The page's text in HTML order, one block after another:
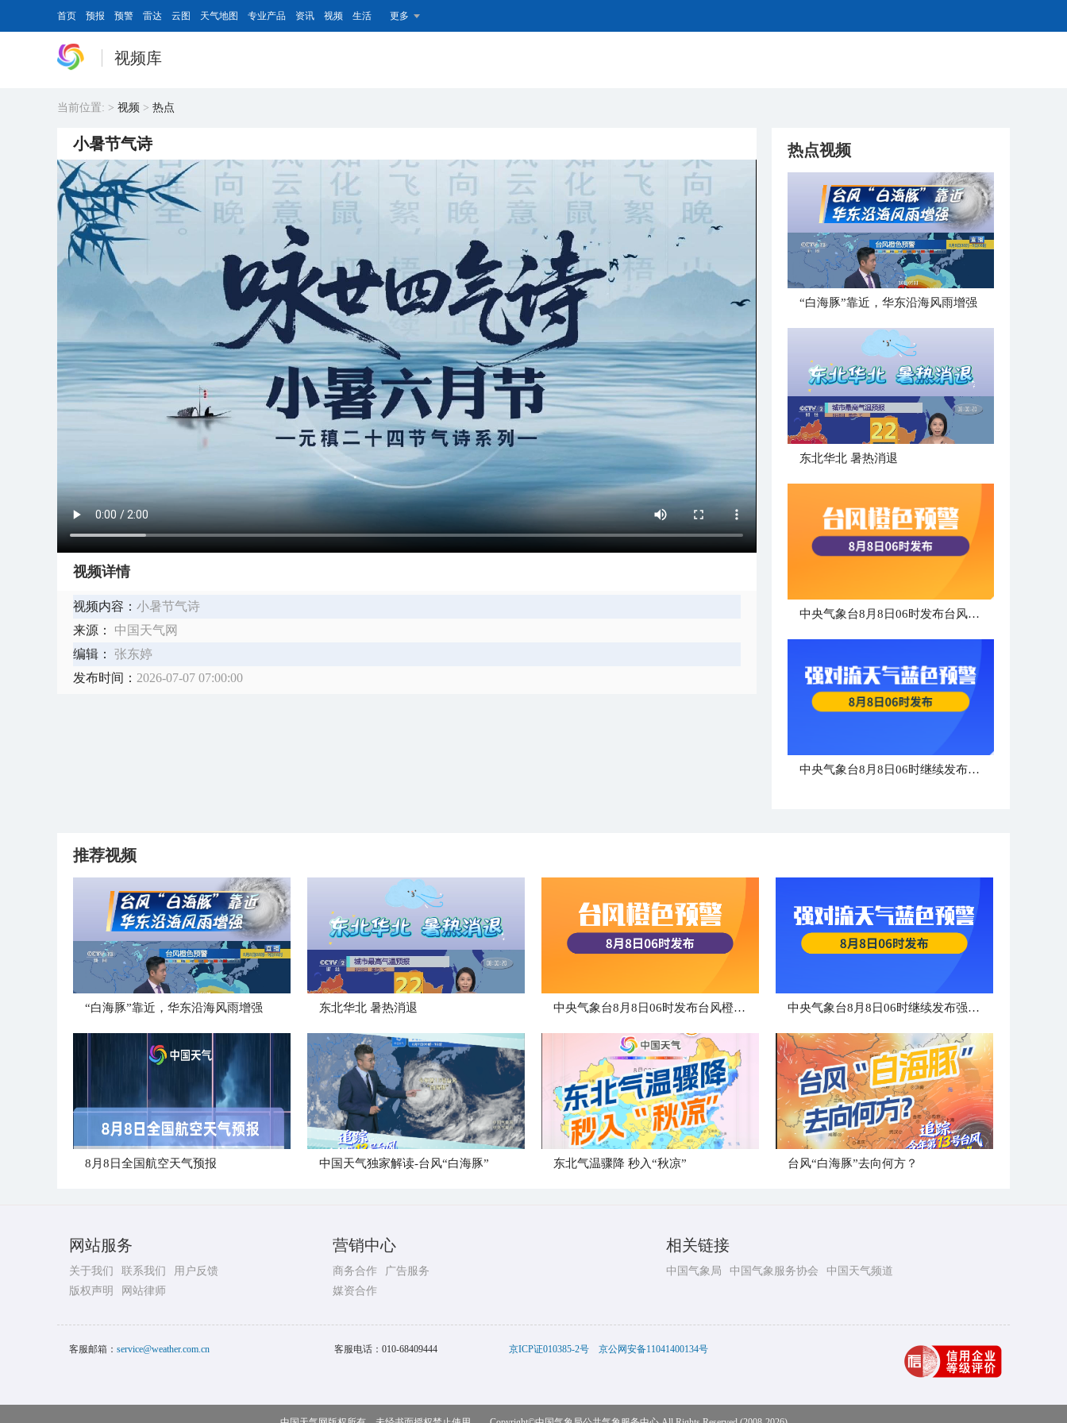
首页 预报 预警 雷达 云图 天气地图 专业产品 资讯 视频 生活 更多
视频库
当前位置: > 视频 > 热点
小暑节气诗
视频详情
视频内容： 小暑节气诗
来源：
中国天气网
编辑：
张东婷
发布时间： 2026-07-07 07:00:00
热点视频
“白海豚”靠近，华东沿海风雨增强
​东北华北 暑热消退
中央气象台8月8日06时发布台风橙色预警
中央气象台8月8日06时继续发布强对流天气蓝色预警
推荐视频
“白海豚”靠近，华东沿海风雨增强 ​东北华北 暑热消退 中央气象台8月8日06时发布台风橙色预警 中央气象台8月8日06时继续发布强对流天气蓝色预警
8月8日全国航空天气预报 中国天气独家解读-台风“白海豚” 东北气温骤降 秒入“秋凉” 台风“白海豚”去向何方？
网站服务
关于我们 联系我们
用户反馈
版权声明
网站律师
营销中心
商务合作
广告服务
媒资合作
相关链接
中国气象局 中国气象服务协会 中国天气频道
客服邮箱： service@weather.com.cn 客服电话： 010-68409444 京ICP证010385-2号 京公网安备11041400134号